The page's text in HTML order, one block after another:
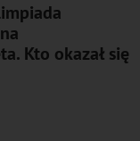
Kto okazał się